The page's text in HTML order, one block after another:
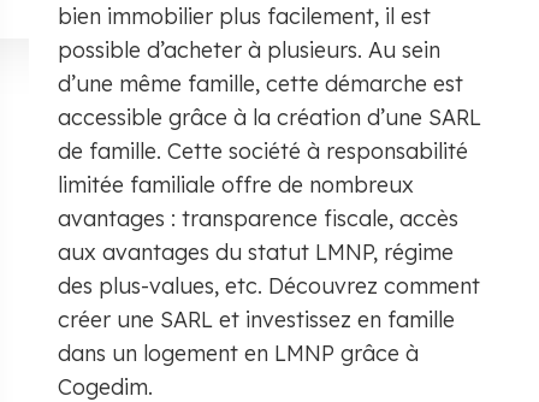
bien immobilier plus facilement, il est
possible d’acheter à plusieurs. Au sein
d’une même famille, cette démarche est
accessible grâce à la création d’une SARL
de famille. Cette société à responsabilité
limitée familiale offre de nombreux
avantages : transparence fiscale, accès
aux avantages du statut LMNP, régime
des plus-values, etc. Découvrez comment
créer une SARL et investissez en famille
dans un logement en LMNP grâce à
Cogedim.